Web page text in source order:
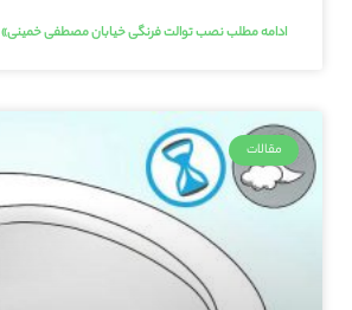
ادامه مطلب نصب توالت فرنگی خیابان مصطفی خمینی»
مقالات